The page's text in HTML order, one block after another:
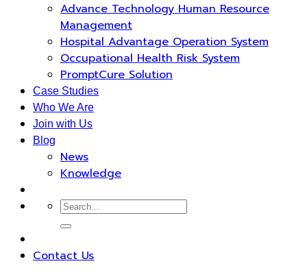
Advance Technology Human Resource
Management
Hospital Advantage Operation System
Occupational Health Risk System
PromptCure Solution
Case Studies
Who We Are
Join with Us
Blog
News
Knowledge
Contact Us